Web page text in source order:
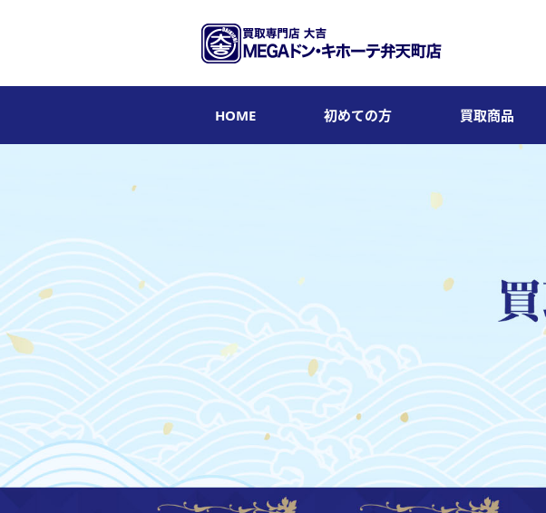
HOME 初めての方 買取商品